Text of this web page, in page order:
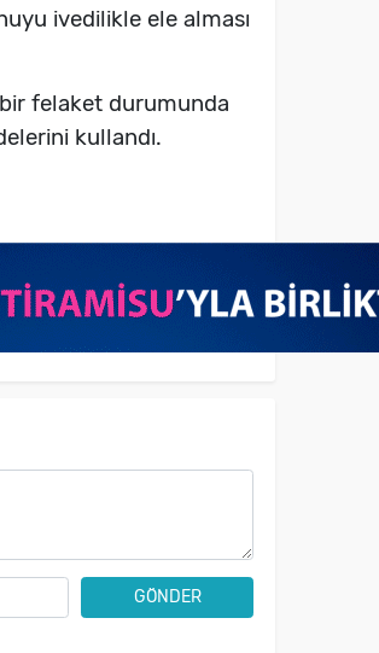
ivedilikle ele alması
felaket durumunda
kullandı.
GÖNDER